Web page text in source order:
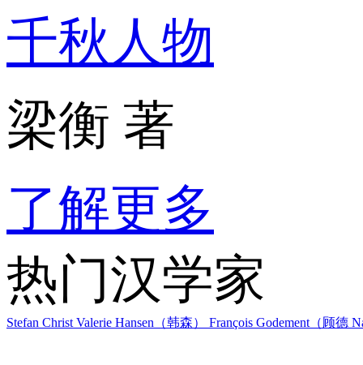
千秋人物
梁衡 著
了解更多
热门汉学家
Stefan Christ Valerie Hansen（韩森） François Godement（顾德